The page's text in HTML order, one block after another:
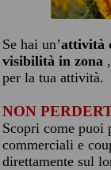
Se hai un’attività
visibilità in zona
per la tua attività.
NON
Scopri come
commerciali e
direttamente sul